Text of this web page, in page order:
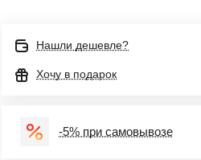
Нашли дешевле?
Хочу в подарок
-5% при самовывозе